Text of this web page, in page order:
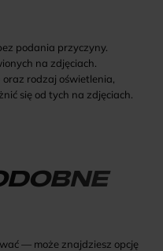
podania przyczyny.
na zdjęciach.
rodzaj oświetlenia,
się od tych na zdjęciach.
— może znajdziesz opcję